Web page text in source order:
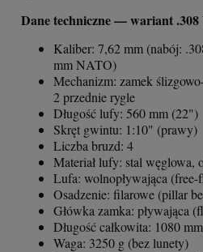
Dane techniczne — wariant
Kaliber: 7,62 mm (nabój:
mm NATO)
Mechanizm: zamek
2 przednie rygle
Długość lufy: 560 mm (22")
Skręt gwintu: 1:10" (prawy)
Liczba bruzd: 4
Materiał lufy: stal węglowa,
Lufa: wolnopływająca (free-
Osadzenie: filarowe (pillar
Główka zamka: pływająca
Długość całkowita: 1080 mm
Waga: 3250 g (bez lunety)